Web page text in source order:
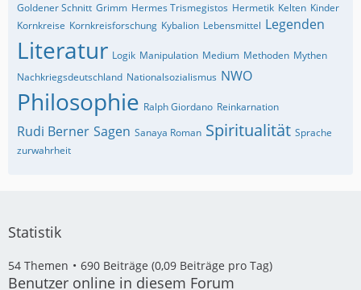
Goldener Schnitt Grimm Hermes Trismegistos Hermetik Kelten Kinder
Kornkreise Kornkreisforschung Kybalion Lebensmittel Legenden
Literatur Logik Manipulation Medium Methoden Mythen
Nachkriegsdeutschland Nationalsozialismus NWO
Philosophie Ralph Giordano Reinkarnation
Rudi Berner Sagen Sanaya Roman Spiritualität Sprache
zurwahrheit
Statistik
54 Themen 690 Beiträge (0,09 Beiträge pro Tag)
Benutzer online in diesem Forum